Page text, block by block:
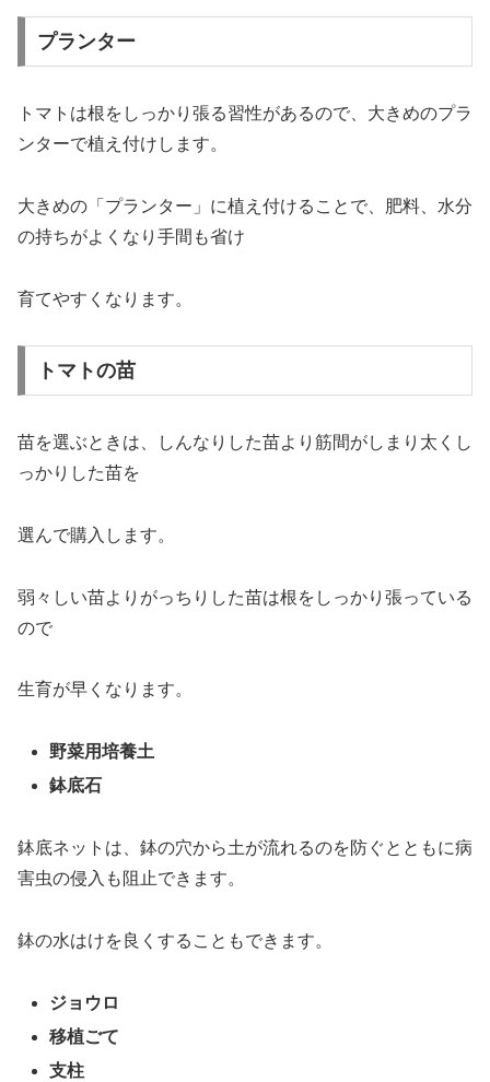
プランター
トマトは根をしっかり張る習性があるので、大きめのプラ
ンターで植え付けします。
大きめの「プランター」に植え付けることで、肥料、水分
の持ちがよくなり手間も省け
育てやすくなります。
トマトの苗
苗を選ぶときは、しんなりした苗より筋間がしまり太くし
っかりした苗を
選んで購入します。
弱々しい苗よりがっちりした苗は根をしっかり張っている
ので
生育が早くなります。
野菜用培養土
鉢底石
鉢底ネットは、鉢の穴から土が流れるのを防ぐとともに病
害虫の侵入も阻止できます。
鉢の水はけを良くすることもできます。
ジョウロ
移植ごて
支柱